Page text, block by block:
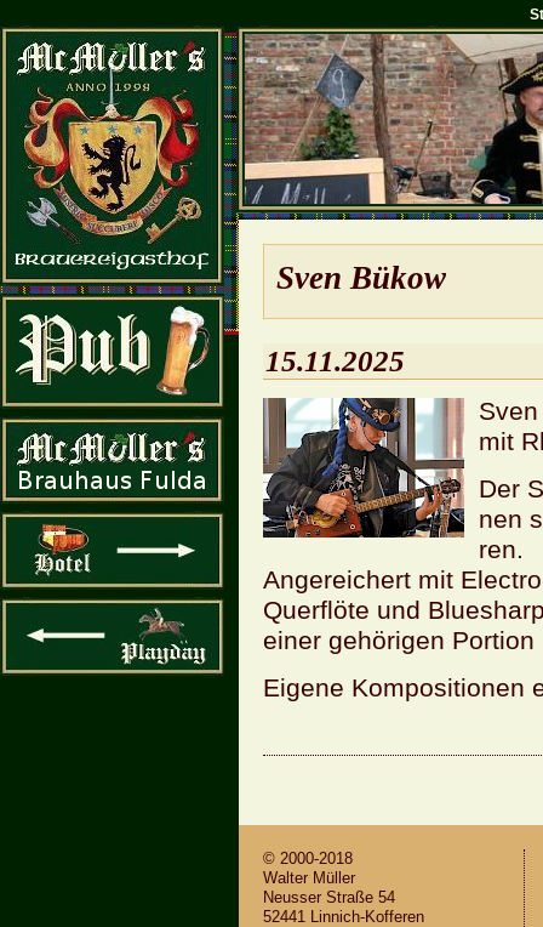
Sven Bükow
15.11.2025
mit
Der
nen
ren.
An­ge­rei­chert mit
Quer­flö­te und
einer ge­hö­ri­gen
Ei­ge­ne Kom­po­si­tio­nen
© 2000-2018
Wal­ter Mül­ler
Neus­ser Stra­ße 54
52441 Lin­nich-Kof­fe­ren